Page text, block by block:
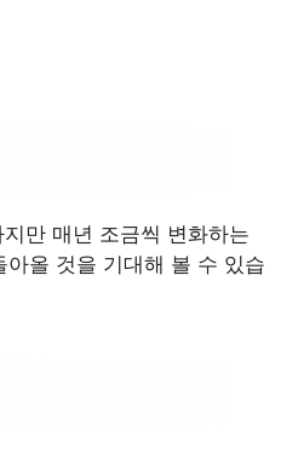
만 매년 조금씩 변화하는
올 것을 기대해 볼 수 있습